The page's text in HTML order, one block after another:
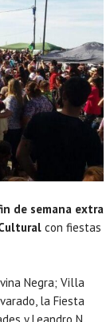
de semana extra
con fiestas
Negra; Villa
la Fiesta